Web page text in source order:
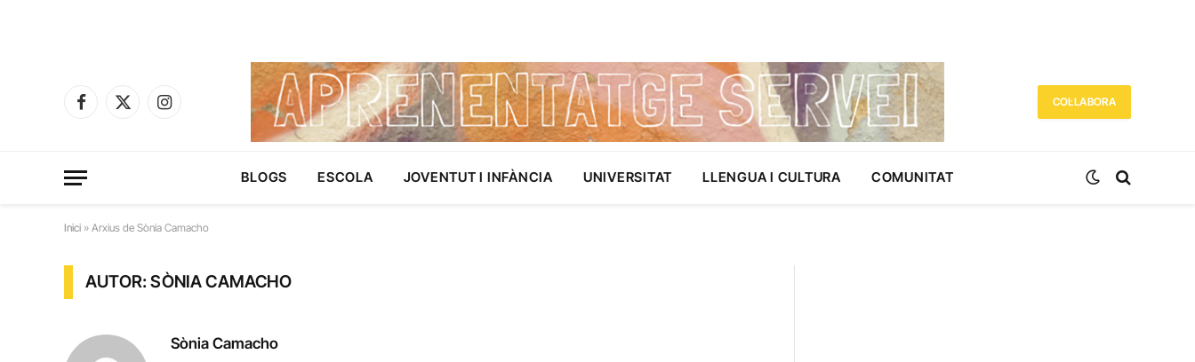
Facebook
X
Instagram
COL·LABORA
BLOGS ESCOLA JOVENTUT I INFÀNCIA UNIVERSITAT LLENGUA I CULTURA COMUNITAT
Inici » Arxius de Sònia Camacho
AUTOR: SÒNIA CAMACHO
Sònia Camacho